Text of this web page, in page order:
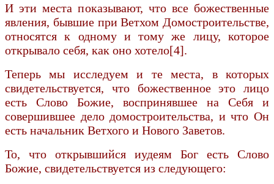
И эти места показывают, что все божественные
явления, бывшие при Ветхом Домостроительстве,
относятся к одному и тому же лицу, которое
открывало себя, как оно хотело[4].
Теперь мы исследуем и те места, в которых
свидетельствуется, что божественное это лицо
есть Слово Божие, воспринявшее на Себя и
совершившее дело домостроительства, и что Он
есть начальник Ветхого и Нового Заветов.
То, что открывшийся иудеям Бог есть Слово
Божие, свидетельствуется из следующего: